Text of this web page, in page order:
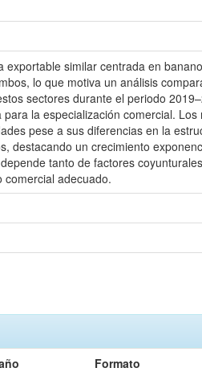
similar centrada en
lo que motiva un análisis
sectores durante el periodo
la especialización comercial.
pese a sus diferencias en la
destacando un crecimiento
tanto de factores
adecuado.
Formato